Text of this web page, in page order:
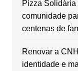
Pizza
comunidade
centenas de
Renovar a
identidade e